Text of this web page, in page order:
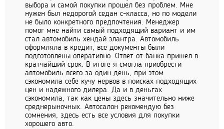
выбора и самой покупки прошел без проблем. Мне
нужен был недорогой седан с-класса, но по модели
не было конкретного предпочтения. Менеджер
помог мне найти самый подходящий вариант и им
стал автомобиль хендай элантра. Автомобиль
оформляла в кредит, все документы были
подготовлены оперативно. Ответ от банка пришел в
кратчайший срок. В итоге я смогла приобрести
автомобиль всего за один день, при этом
сэкономила себе кучу нервов в поисках подходящих
цен и надежного дилера. Да и в деньгах
сэкономила, так как цены здесь значительно ниже
среднерыночных. Автосалон рекомендую без
сомнения, здесь есть все условия для покупки
хорошего авто.